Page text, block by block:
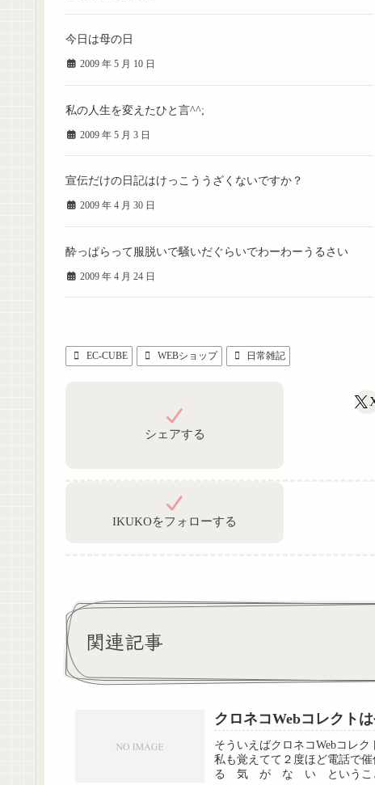
今日は母の日
2009 年 5 月 10 日
私の人生を変えたひと言^^;
2009 年 5 月 3 日
宣伝だけの日記はけっこううざくないですか？
2009 年 4 月 30 日
酔っぱらって服脱いで騒いだぐらいでわーわーうるさい
2009 年 4 月 24 日
EC-CUBE WEBショップ 日常雑記
シェアする
IKUKOをフォローする
関連記事
クロネコWebコレクト
そういえばクロネコWebコレ
私も覚えてて２度ほど電話で
る 気 が な い ということで